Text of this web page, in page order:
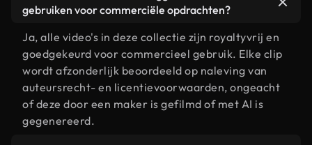
gebruiken voor commerciële opdrachten?
Ja, alle video's in deze collectie zijn royaltyvrij en
goedgekeurd voor commercieel gebruik. Elke clip
wordt afzonderlijk beoordeeld op naleving van
auteursrecht- en licentievoorwaarden, ongeacht
of deze door een maker is gefilmd of met AI is
gegenereerd.